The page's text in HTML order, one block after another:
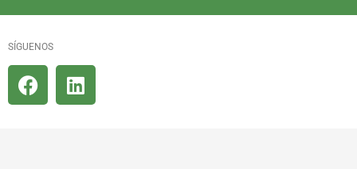
SÍGUENOS